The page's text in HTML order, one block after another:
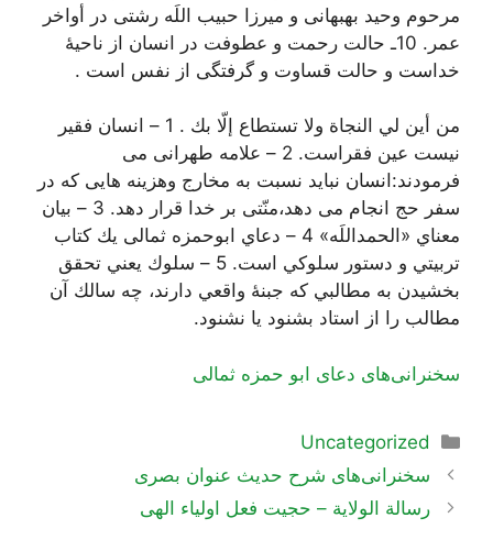
مرحوم وحید بهبهانی و میرزا حبیب اللَه رشتی در أواخر
عمر. 10ـ حالت رحمت و عطوفت در انسان از ناحیۀ
خداست و حالت قساوت و گرفتگی از نفس است .
من أين لي النجاة ولا تستطاع إلّا بك . 1 – انسان فقیر
نیست عین فقراست. 2 – علامه طهرانی می
فرمودند:انسان نباید نسبت به مخارج وهزینه هایی که در
سفر حج انجام می دهد،منّتی بر خدا قرار دهد. 3 – بیان
معناي «الحمداللَه» 4 – دعاي ابوحمزه ثمالی يك كتاب
تربيتي و دستور سلوكي است. 5 – سلوك يعني تحقق
بخشيدن به مطالبي كه جبنۀ واقعي دارند، چه سالك آن
مطالب را از استاد بشنود يا نشنود.
سخنرانی‌های دعای ابو حمزه ثمالی
دسته‌ها
Uncategorized
ناوبری
نوشته‌ها
سخنرانی‌های شرح حدیث عنوان بصری
رسالة الولایة – حجیت فعل اولیاء الهی